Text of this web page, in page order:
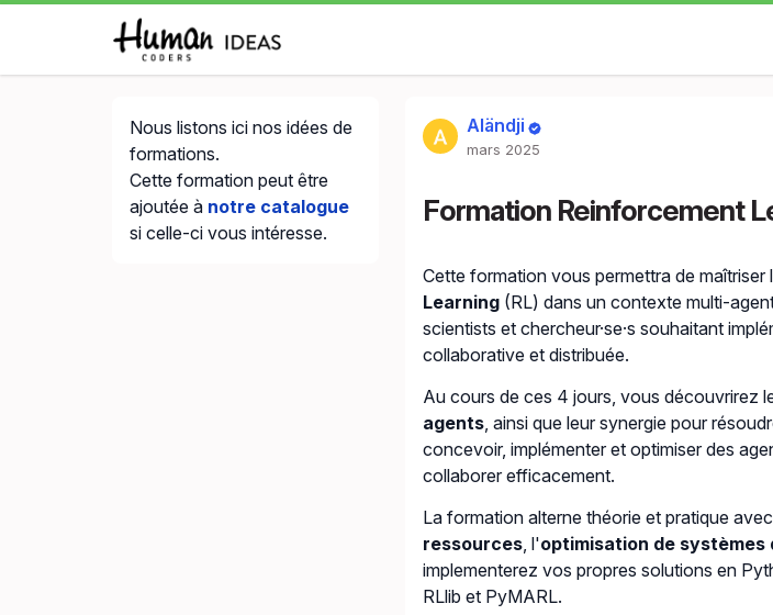
Aländji
mars 2025
Formation Reinforcement
Cette formation vous permettra de
Learning(RL) dans un contexte multi-
scientists et chercheur·se·s souhaitant
collaborative et distribuée.
Au cours de ces 4 jours, vous découvrirez
agents, ainsi que leur synergie pour
concevoir, implémenter et optimiser des
collaborer efficacement.
La formation alterne théorie et pratique
ressources, l'optimisation de systèmes
implementerez vos propres solutions en
RLlib et PyMARL.
Nous listons ici nos idées de
formations.
Cette formation peut être
ajoutée à notre catalogue
si celle-ci vous intéresse.